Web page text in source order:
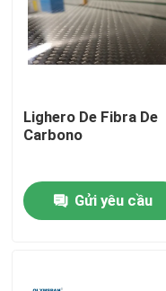
Nhà
Sản phẩm
Lighero De Fibra De
Carbono
Gửi yêu cầu